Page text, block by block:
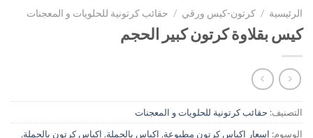
الرئيسية / كرتون-كيس ورقي / حقائب كرتونية للحلويات و المعجنات
كيس بقلاوة كرتون كبير الحجم
التصنيف: حقائب كرتونية للحلويات و المعجنات
الوسوم: اسعار اكياس كرتون مطبوعة, اكياس بالجملة, اكياس كرتون بالجملة,